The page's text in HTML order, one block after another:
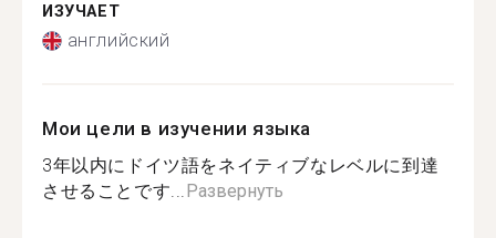
ИЗУЧАЕТ
английский
Мои цели в изучении языка
3年以内にドイツ語をネイティブなレベルに到達
させることです...Развернуть